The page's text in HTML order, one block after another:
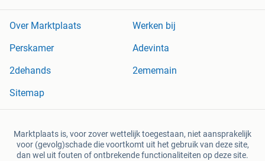
Over Marktplaats
Werken bij
Perskamer
Adevinta
2dehands
2ememain
Sitemap
Marktplaats is, voor zover wettelijk toegestaan, niet aansprakelijk
voor (gevolg)schade die voortkomt uit het gebruik van deze site,
dan wel uit fouten of ontbrekende functionaliteiten op deze site.